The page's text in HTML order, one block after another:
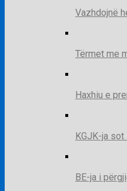
Vazhdojnë
Tërmet me
Haxhiu e
KGJK-ja
BE-ja i